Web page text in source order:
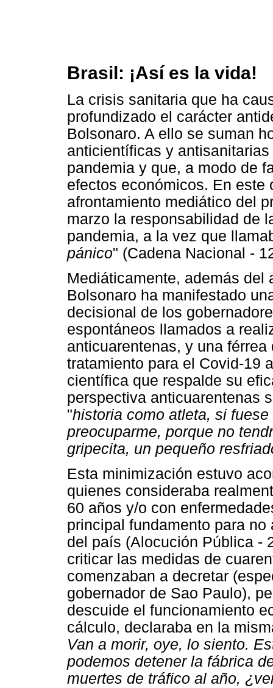
Brasil: ¡Así es la vida!
La crisis sanitaria que ha
profundizado el carácter
Bolsonaro. A ello se suman
anticientíficas y
pandemia y que, a modo de
efectos económicos. En
afrontamiento mediático del
marzo la responsabilidad de
pandemia, a la vez que
pánico" (Cadena Nacional -
Mediáticamente, además
Bolsonaro ha manifestado
decisional de los
espontáneos llamados a
anticuarentenas, y una
tratamiento para el Covid-19
científica que respalde su
perspectiva anticuarentenas
"historia como atleta, si
preocuparme, porque no
gripecita, un pequeño
Esta minimización estuvo
quienes consideraba
60 años y/o con
principal fundamento para
del país (Alocución Pública -
criticar las medidas de
comenzaban a decretar
gobernador de Sao Paulo),
descuide el funcionamiento
cálculo, declaraba en la
Van a morir, oye, lo siento.
podemos detener la fábrica
muertes de tráfico al año,